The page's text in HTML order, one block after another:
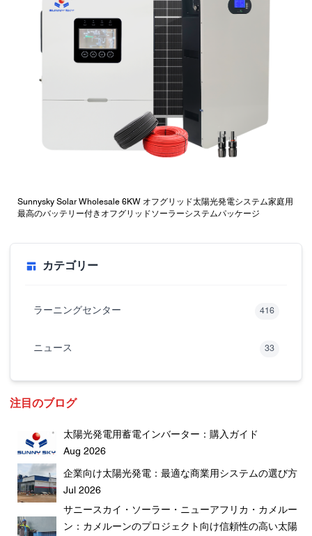
Sunnysky Solar Wholesale 6KW オフグリッド太陽光発電システム家庭用
最高のバッテリー付きオフグリッドソーラーシステムパッケージ
カテゴリー
ラーニングセンター 416
ニュース 33
注目のブログ
太陽光発電用蓄電インバーター：購入ガイド
Aug 2026
企業向け太陽光発電：最適な商業用システムの選び方
Jul 2026
サニースカイ・ソーラー・ニューアフリカ・カメルー
ン：カメルーンのプロジェクト向け信頼性の高い太陽